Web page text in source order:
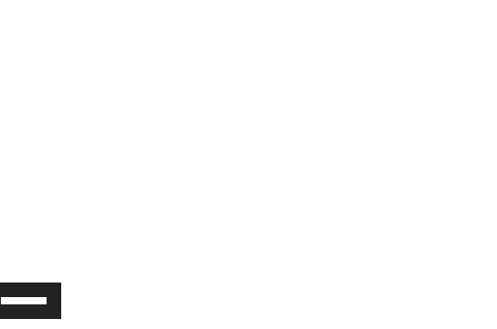
Utilisez
les